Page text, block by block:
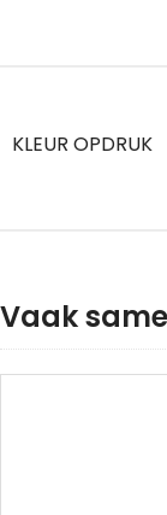
KLEUR OPDRUK
Vaak